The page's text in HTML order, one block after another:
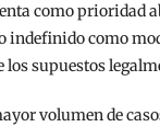
como prioridad
indefinido como
supuestos
volumen de